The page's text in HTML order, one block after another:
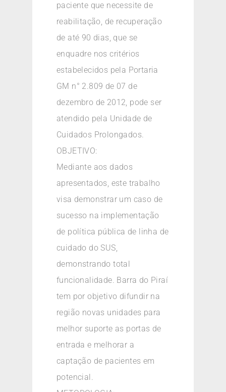
paciente que necessite de
reabilitação, de recuperação
de até 90 dias, que se
enquadre nos critérios
estabelecidos pela Portaria
GM n° 2.809 de 07 de
dezembro de 2012, pode ser
atendido pela Unidade de
Cuidados Prolongados.
OBJETIVO:
Mediante aos dados
apresentados, este trabalho
visa demonstrar um caso de
sucesso na implementação
de política pública de linha de
cuidado do SUS,
demonstrando total
funcionalidade. Barra do Piraí
tem por objetivo difundir na
região novas unidades para
melhor suporte as portas de
entrada e melhorar a
captação de pacientes em
potencial.